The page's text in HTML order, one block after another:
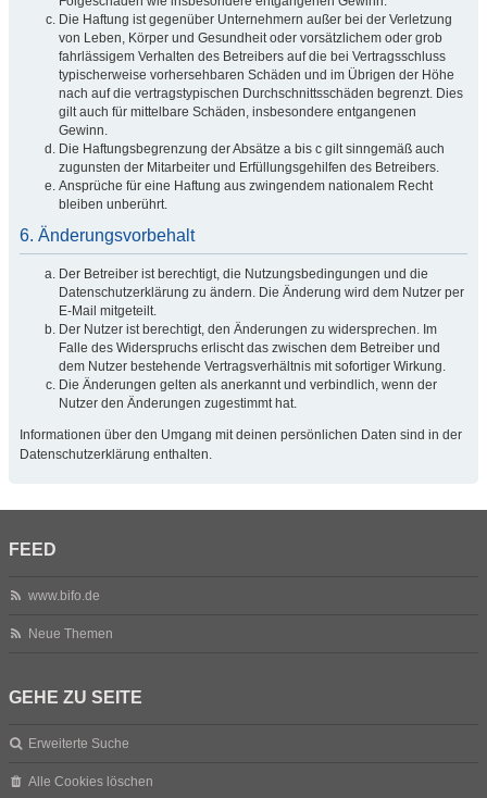
Die Haftung ist gegenüber Unternehmern außer bei der Verletzung
von Leben, Körper und Gesundheit oder vorsätzlichem oder grob
fahrlässigem Verhalten des Betreibers auf die bei Vertragsschluss
typischerweise vorhersehbaren Schäden und im Übrigen der Höhe
nach auf die vertragstypischen Durchschnittsschäden begrenzt. Dies
gilt auch für mittelbare Schäden, insbesondere entgangenen
Gewinn.
Die Haftungsbegrenzung der Absätze a bis c gilt sinngemäß auch
zugunsten der Mitarbeiter und Erfüllungsgehilfen des Betreibers.
Ansprüche für eine Haftung aus zwingendem nationalem Recht
bleiben unberührt.
6. Änderungsvorbehalt
Der Betreiber ist berechtigt, die Nutzungsbedingungen und die
Datenschutzerklärung zu ändern. Die Änderung wird dem Nutzer per
E-Mail mitgeteilt.
Der Nutzer ist berechtigt, den Änderungen zu widersprechen. Im
Falle des Widerspruchs erlischt das zwischen dem Betreiber und
dem Nutzer bestehende Vertragsverhältnis mit sofortiger Wirkung.
Die Änderungen gelten als anerkannt und verbindlich, wenn der
Nutzer den Änderungen zugestimmt hat.
Informationen über den Umgang mit deinen persönlichen Daten sind in der
Datenschutzerklärung enthalten.
FEED
www.bifo.de
Neue Themen
GEHE ZU SEITE
Erweiterte Suche
Alle Cookies löschen